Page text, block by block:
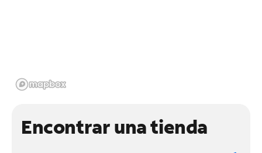
Encontrar una tienda